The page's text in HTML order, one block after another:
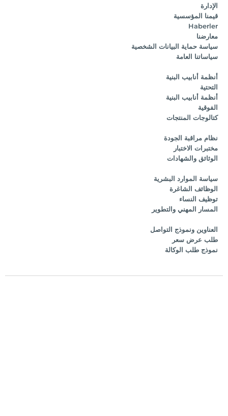
الإدارة
قيمنا المؤسسية
Haberler
معارضنا
سياسة حماية البيانات الشخصية
سياساتنا العامة
أنظمة أنابيب البنية
التحتية
أنظمة أنابيب البنية
الفوقية
كتالوجات المنتجات
نظام مراقبة الجودة
مختبرات الاختبار
الوثائق والشهادات
سياسة الموارد البشرية
الوظائف الشاغرة
توظيف النساء
المسار المهني والتطوير
العناوين ونموذج التواصل
طلب عرض سعر
نموذج طلب الوكالة